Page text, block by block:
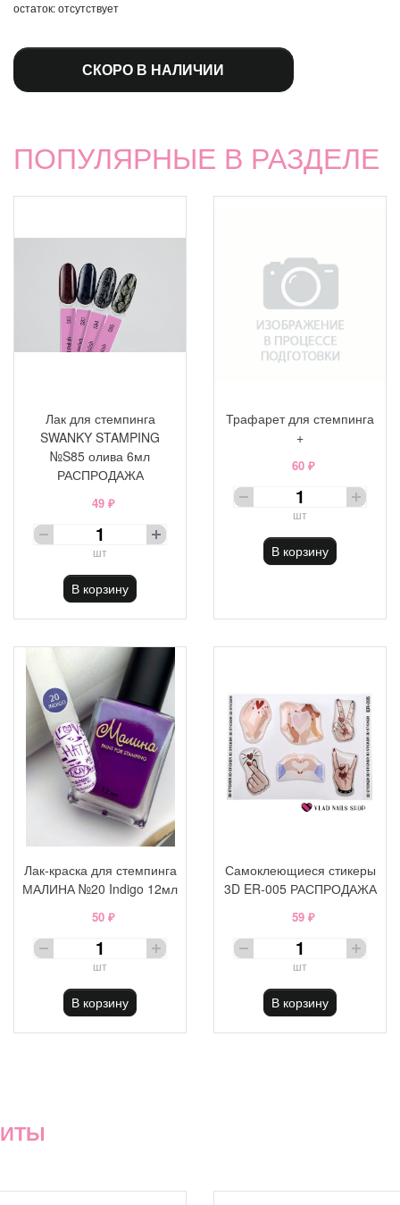
остаток:отсутствует
СКОРО В НАЛИЧИИ
ПОПУЛЯРНЫЕ В РАЗДЕЛЕ
Лак для стемпинга
SWANKY STAMPING
№S85 олива 6мл
РАСПРОДАЖА
49 ₽
шт
В корзину
Трафарет для стемпинга
+
60 ₽
шт
В корзину
Лак-краска для стемпинга
МАЛИНА №20 Indigo 12мл
50 ₽
шт
В корзину
Самоклеющиеся стикеры
3D ER-005 РАСПРОДАЖА
59 ₽
шт
В корзину